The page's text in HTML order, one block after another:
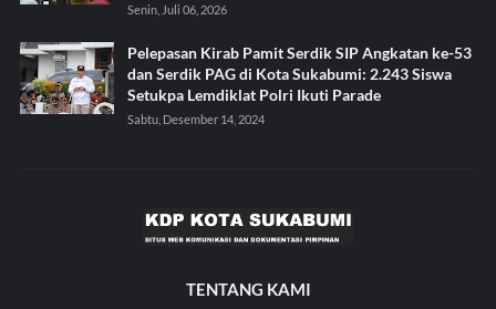
Senin, Juli 06, 2026
Pelepasan Kirab Pamit Serdik SIP Angkatan ke-53
dan Serdik PAG di Kota Sukabumi: 2.243 Siswa
Setukpa Lemdiklat Polri Ikuti Parade
Sabtu, Desember 14, 2024
TENTANG KAMI